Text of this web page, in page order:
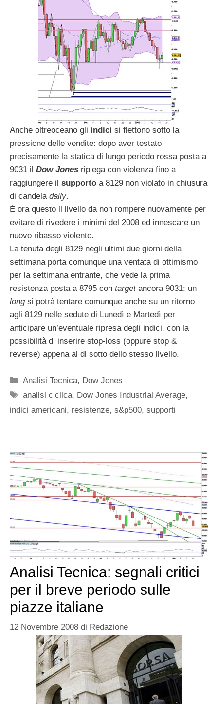
Anche oltreoceano gli indici si flettono sotto la
pressione delle vendite: dopo aver testato
precisamente la statica di lungo periodo rossa posta a
9031 il Dow Jones ripiega con violenza fino a
raggiungere il supporto a 8129 non violato in chiusura
di candela daily.
È ora questo il livello da non rompere nuovamente per
evitare di rivedere i minimi del 2008 ed innescare un
nuovo ribasso violento.
La tenuta degli 8129 negli ultimi due giorni della
settimana porta comunque una ventata di ottimismo
per la settimana entrante, che vede la prima
resistenza posta a 8795 con targetancora 9031: un
longsi potrà tentare comunque anche su un ritorno
agli 8129 nelle sedute di Lunedì e Martedì per
anticipare un’eventuale ripresa degli indici, con la
possibilità di inserire stop-loss (oppure stop &
reverse) appena al di sotto dello stesso livello.
Categorie
Analisi Tecnica, Dow Jones
Tag
analisi ciclica, Dow Jones Industrial Average,
indici americani, resistenze, s&p500, supporti
Analisi Tecnica: segnali critici
per il breve periodo sulle
piazze italiane
12 Novembre 2008 di Redazione